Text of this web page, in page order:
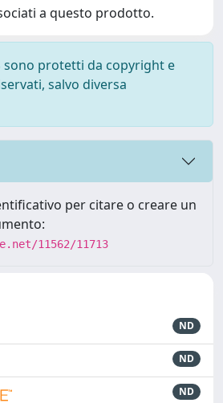
a questo prodotto.
sono protetti da copyright e
salvo diversa
per citare o creare un
11562/11713
ND
ND
ND